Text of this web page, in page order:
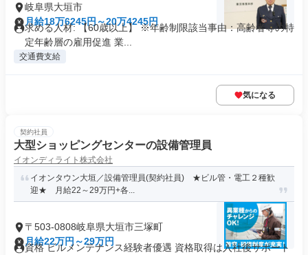
岐阜県大垣市
月給18万6245円～20万4245円
求める人材: 【60歳以上】 ※年齢制限該当事由：高齢者等の特
定年齢層の雇用促進 業...
交通費支給
気になる
契約社員
大型ショッピングセンターの設備管理員
イオンディライト株式会社
イオンタウン大垣／設備管理員(契約社員) ★ビル管・電工２種歓
迎★ 月給22～29万円+各...
〒503-0808岐阜県大垣市三塚町
月給22万円～29万円
資格 ビルメンテナンス経験者優遇 資格取得は入社後サポート